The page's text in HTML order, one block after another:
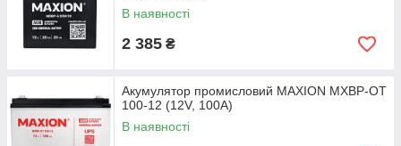
В наявності
2 385 ₴
Акумулятор промисловий MAXION MXBP-OT
100-12 (12V, 100А)
В наявності